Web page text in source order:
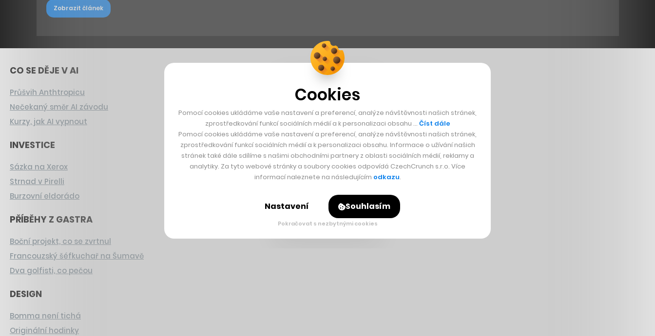
Zobrazit článek
CO SE DĚJE V AI
Průšvih Anthtropicu
Nečekaný směr AI závodu
Kurzy, jak AI vypnout
INVESTICE
Sázka na Xerox
Strnad v Pirelli
Burzovní eldorádo
PŘÍBĚHY Z GASTRA
Boční projekt, co se zvrtnul
Francouzský šéfkuchař na Šumavě
Dva golfisti, co pečou
DESIGN
Bomma není tichá
Originální hodinky
Cookies
Pomocí cookies ukládáme vaše nastavení a preferencí, analýze návštěvnosti našich stránek,
zprostředkování funkcí sociálních médií a k personalizaci obsahu … Číst dále
Pomocí cookies ukládáme vaše nastavení a preferencí, analýze návštěvnosti našich stránek,
zprostředkování funkcí sociálních médií a k personalizaci obsahu. Informace o užívání našich
stránek také dále sdílíme s našimi obchodními partnery z oblasti sociálních médií, reklamy a
analytiky. Za tyto webové stránky a soubory cookies odpovídá CzechCrunch s.r.o. Více
informací naleznete na následujícím odkazu.
Nastavení Souhlasím
Pokračovat s nezbytnými cookies